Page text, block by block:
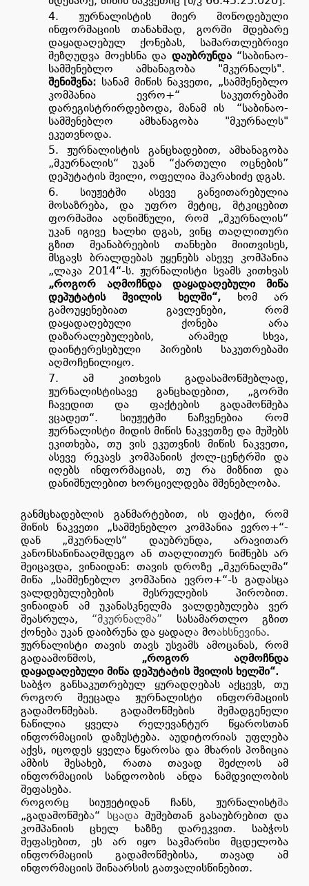
ჟურნალისტის მიერ მოწოდებული
ინფორმაციის თანახმად, გორში მდებარე
დაყადაღებულ ქონებას, სამართლებრივი
შეზღუდვა მოეხსნა და დაუბრუნდა“საბინაო-
სამშენებლო ამხანაგობა "მკურნალს".
შენიშვნა: სანამ მიწის ნაკვეთი, „სამშენებლო
კომპანია ევრო+“ საკუთრებაში
დარეგისტრირდებოდა, მანამ ის
“საბინაო-
სამშენებლო ამხანაგობა "მკურნალს"
ეკუთვნოდა.
ჟურნალისტის განცხადებით, ამხანაგობა
„მკურნალის“ უკან
“ქართული ოცნების”
დეპუტატის შვილი, ოფელია მაკრახიძე დგას.
სიუჟეტში ასევე განვითარებულია
მოსაზრება, და უფრო მეტიც, მტკიცებით
ფორმაშია აღნიშნული, რომ „მკურნალის“
უკან იგივე ხალხი დგას, ვინც თაღლითური
გზით მეანაბრეების თანხები მიითვისეს,
მსგავს ბრალდებას უყენებს ასევე კომპანია
„ლაკა 2014“-ს. ჟურნალისტი სვამს კითხვას
„როგორ აღმოჩნდა დაყადაღებული მიწა
დეპუტატის შვილის ხელში“, ხომ არ
გამოუყენებიათ
გავლენები, რომ
დაყადაღებული ქონება არა
დაზარალებულების, არამედ სხვა,
დაინტერესებული პირების საკუთრებაში
აღმოჩენილიყო.
ამ კითხვის გადასამოწმებლად,
ჟურნალისტისავე განცხადებით, „გორში
ჩავედით და ფაქტების გადამოწმება
ვცადეთ“. სიუჟეტში ნაჩვენებია რომ
ჟურნალისტი მიდის მიწის ნაკვეთზე და მუშებს
ეკითხება, თუ ვის ეკუთვნის მიწის ნაკვეთი,
ასევე რეკავს კომპანიის ქოლ-ცენტრში და
იღებს ინფორმაციას, თუ რა მიზნით და
დანიშნულებით ხორციელდება მშენებლობა.
განმცხადებლის განმარტებით, ის ფაქტი, რომ
მიწის ნაკვეთი „სამშენებლო კომპანია ევრო+“-
დან „მკურნალს“ დაუბრუნდა, არავითარ
კანონსაწინააღმდეგო ან თაღლითურ ნიშნებს არ
შეიცავდა, ვინაიდან: თავის დროზე „მკურნალმა“
მიწა „სამშენებლო კომპანია ევრო+“-ს გადასცა
ვალდებულებების შესრულების პირობით.
ვინაიდან ამ უკანასკნელმა ვალდებულება ვერ
შეასრულა, “მკურნალმა” სასამართლო გზით
ქონება უკან დაიბრუნა და ყადაღა მოახსნევინა.
ჟურნალისტი თავის თავს უსვამს ამოცანას, რომ
გადაამოწმოს, „როგორ აღმოჩნდა
დაყადაღებული მიწა დეპუტატის შვილის ხელში“.
საბჭო განსაკუთრებულ ყურადღებას აქცევს, თუ
როგორ შეეცადა ჟურნალისტი ინფორმაციის
გადამოწმებას. გადამოწმების შემადგენელი
ნაწილია ყველა რელევანტურ წყაროსთან
ინფორმაციის დაზუსტება. აუდიტორიას უფლება
აქვს, იცოდეს ყველა წყაროსა და მხარის პოზიცია
ამბის შესახებ, რათა თავად შეძლოს ამ
ინფორმაციის სანდოობის ანდა ნამდვილობის
შეფასება.
როგორც სიუჟეტიდან ჩანს, ჟურნალისტმა
„გადამოწმება“ სცადა მუშებთან გასაუბრებით და
კომპანიის ცხელ ხაზზე დარეკვით. საბჭოს
შეფასებით, ეს არ იყო საკმარისი მცდელობა
ინფორმაციის გადამოწმებისა, თავად ამ
ინფორმაციის შინაარსის გათვალისწინებით.